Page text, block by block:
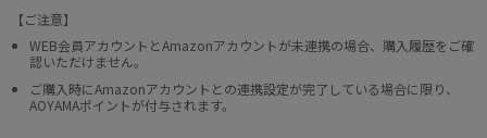
【ご注意】
WEB会員アカウントとAmazonアカウントが未連携の場合、購入履歴をご確
認いただけません。
ご購入時にAmazonアカウントとの連携設定が完了している場合に限り、
AOYAMAポイントが付与されます。